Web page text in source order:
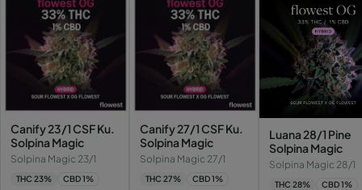
Canify 23/1 CSF Ku.
Solpina Magic
Solpina Magic 23/1
THC 23% CBD1%
Canify 27/1 CSF Ku.
Solpina Magic
Solpina Magic 27/1
THC 27% CBD1%
Luana 28/1 Pine
Solpina Magic
Solpina Magic 28/1
THC 28% CBD1%